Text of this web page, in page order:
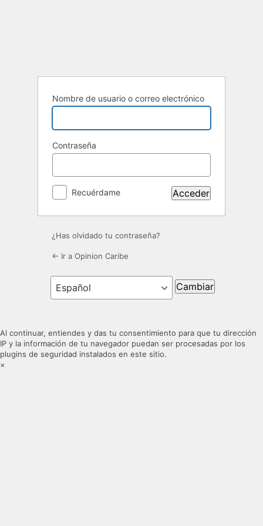
Nombre de usuario o correo electrónico
Contraseña
Recuérdame
¿Has olvidado tu contraseña?
← Ir a Opinion Caribe
Idioma
Al continuar, entiendes y das tu consentimiento para que tu dirección
IP y la información de tu navegador puedan ser procesadas por los
plugins de seguridad instalados en este sitio.
×